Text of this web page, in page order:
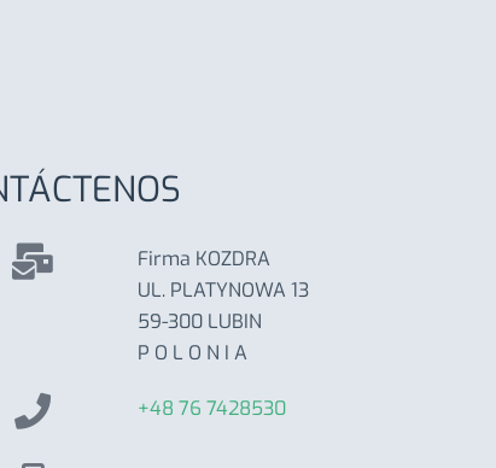
Firma KOZDRA
UL. PLATYNOWA 13
59-300 LUBIN
P O L O N I A
+48 76 7428530